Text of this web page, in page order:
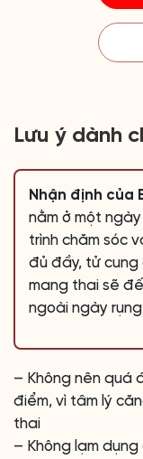
Lưu ý dành
Nhận định của
nằm ở một
trình chăm sóc
đủ đầy, tử cung
mang thai sẽ
ngoài ngày
– Không nên quá
điểm, vì tâm lý
thai
– Không lạm